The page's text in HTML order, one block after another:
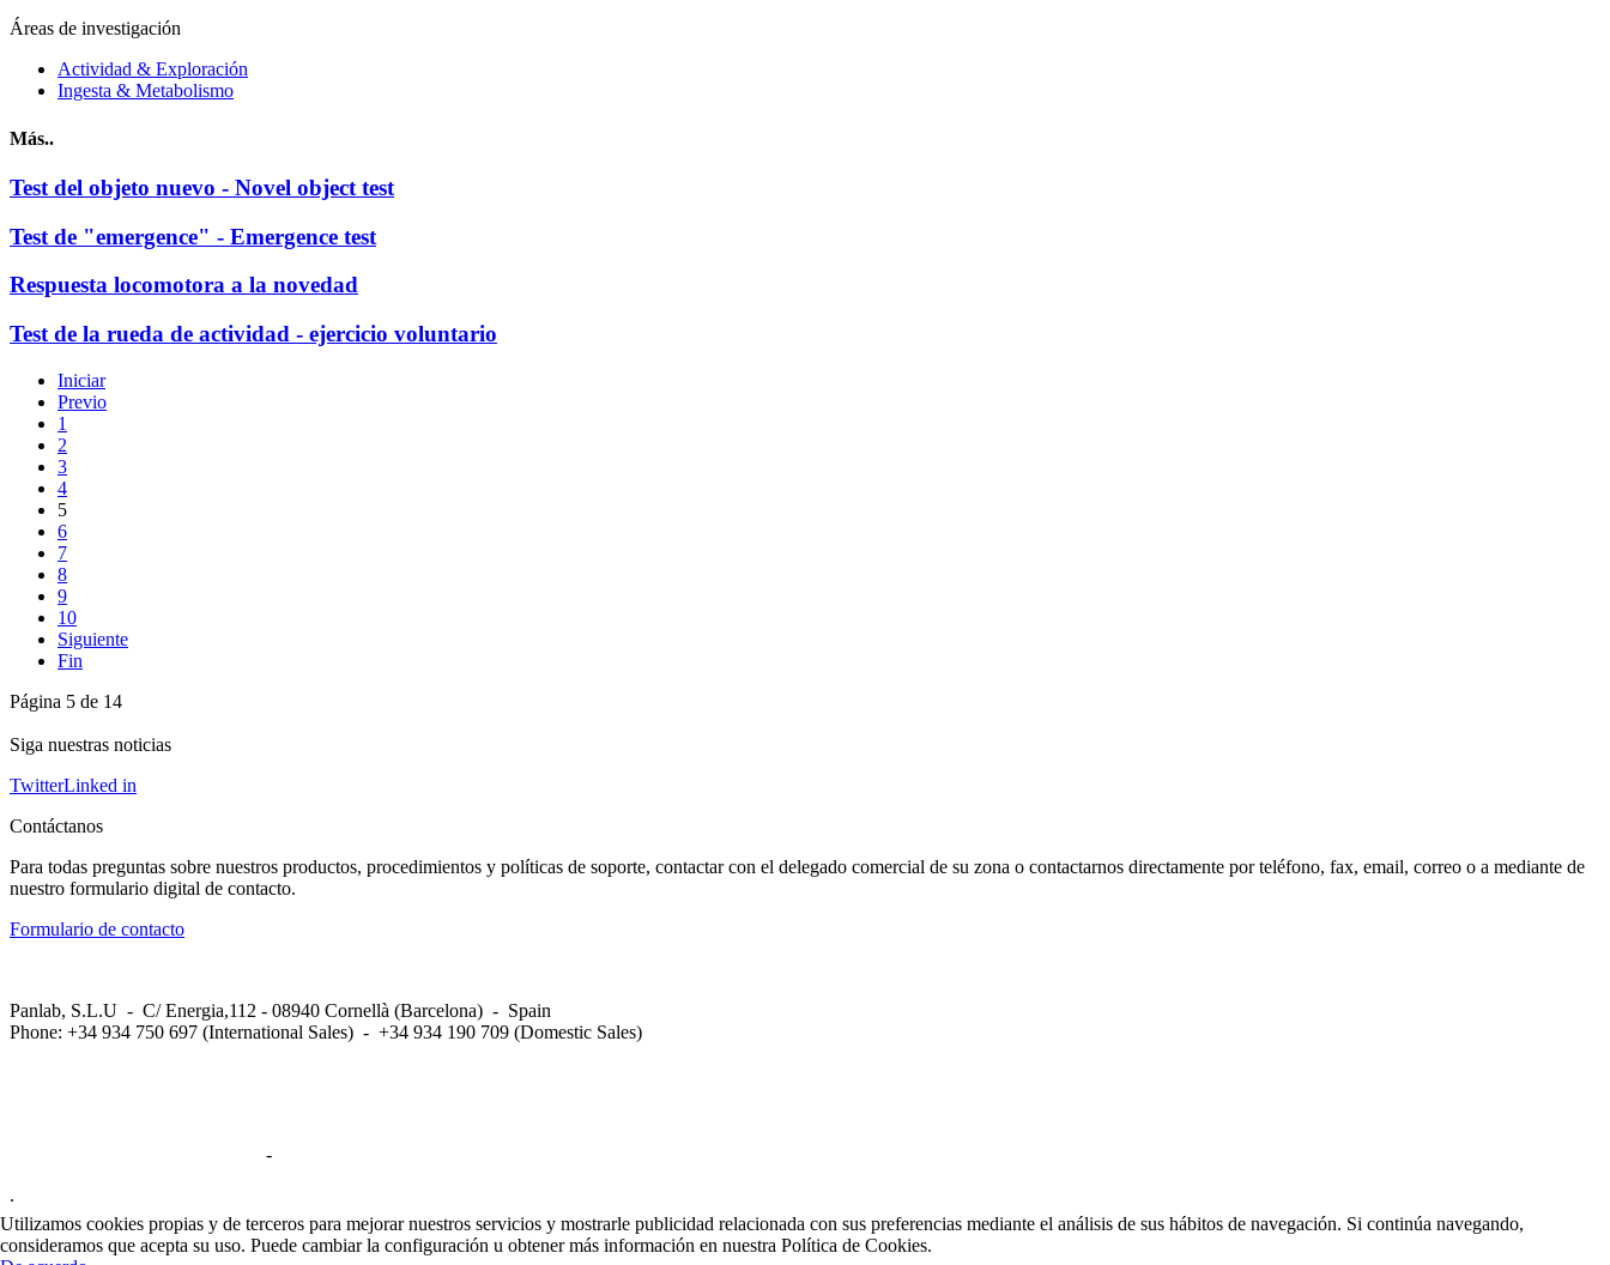
Áreas de investigación
Actividad & Exploración
Ingesta & Metabolismo
Más..
Test del objeto nuevo - Novel object test
Test de "emergence" - Emergence test
Respuesta locomotora a la novedad
Test de la rueda de actividad - ejercicio voluntario
Iniciar
Previo
1
2
3
4
5
6
7
8
9
10
Siguiente
Fin
Página 5 de 14
Siga nuestras noticias
TwitterLinked in
Contáctanos
Para todas preguntas sobre nuestros productos, procedimientos y políticas de soporte, contactar con el delegado comercial de su zona o contactarnos directamente por teléfono, fax, email, correo o a mediante de
nuestro formulario digital de contacto.
Formulario de contacto
Panlab, S.L.U - C/ Energia,112 - 08940 Cornellà (Barcelona) - Spain
Phone: +34 934 750 697 (International Sales) - +34 934 190 709 (Domestic Sales)
-
.
Utilizamos cookies propias y de terceros para mejorar nuestros servicios y mostrarle publicidad relacionada con sus preferencias mediante el análisis de sus hábitos de navegación. Si continúa navegando,
consideramos que acepta su uso. Puede cambiar la configuración u obtener más información en nuestra Política de Cookies.